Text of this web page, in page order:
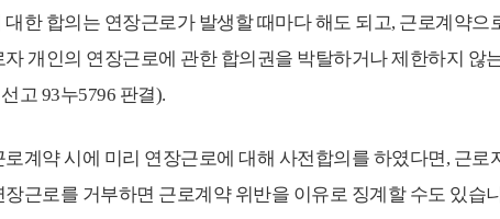
대한 합의는 연장근로가 발생할 때마다 해도 되고, 근로계약으
자 개인의 연장근로에 관한 합의권을 박탈하거나 제한하지 않
고 93누5796 판결).
로계약 시에 미리 연장근로에 대해 사전합의를 하였다면, 근
근로를 거부하면 근로계약 위반을 이유로 징계할 수도 있습